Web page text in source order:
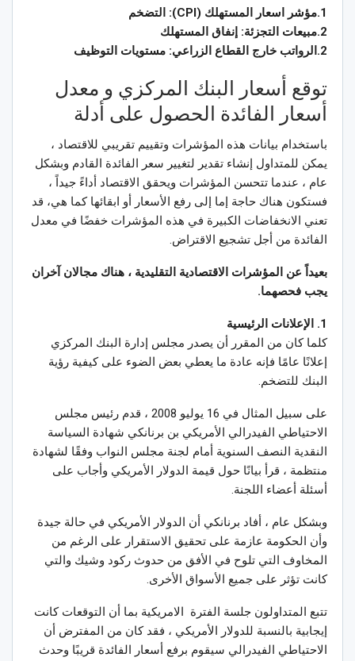
1.مؤشر اسعار المستهلك (CPI): التضخم
2.مبيعات التجزئة: إنفاق المستهلك
2.الرواتب خارج القطاع الزراعي: مستويات التوظيف
توقع أسعار البنك المركزي و معدل
أسعار الفائدة الحصول على أدلة
باستخدام بيانات هذه المؤشرات وتقييم تقريبي للاقتصاد ،
يمكن للمتداول إنشاء تقدير لتغيير سعر الفائدة القادم وبشكل
عام ، عندما تتحسن المؤشرات ويحقق الاقتصاد أداءً جيداً ،
فستكون هناك حاجة إما إلى رفع الأسعار أو ابقائها كما هي، قد
تعني الانخفاضات الكبيرة في هذه المؤشرات خفضًا في معدل
الفائدة من أجل تشجيع الاقتراض.
بعيداً عن المؤشرات الاقتصادية التقليدية ، هناك مجالان آخران
يجب فحصهما.
1. الإعلانات الرئيسية
كلما كان من المقرر أن يصدر مجلس إدارة البنك المركزي
إعلانًا عامًا فإنه عادة ما يعطي بعض الضوء على كيفية رؤية
البنك للتضخم.
على سبيل المثال في 16 يوليو 2008 ، قدم رئيس مجلس
الاحتياطي الفيدرالي الأمريكي بن ​​برنانكي شهادة السياسة
النقدية النصف السنوية أمام لجنة مجلس النواب وفقًا لشهادة
منتظمة ، قرأ بيانًا حول قيمة الدولار الأمريكي وأجاب على
أسئلة أعضاء اللجنة.
وبشكل عام ، أفاد برنانكي أن الدولار الأمريكي في حالة جيدة
وأن الحكومة عازمة على تحقيق الاستقرار على الرغم من
المخاوف التي تلوح في الأفق من حدوث ركود وشيك والتي
كانت تؤثر على جميع الأسواق الأخرى.
تتبع المتداولون جلسة الفترة الامريكية بما أن التوقعات كانت
إيجابية بالنسبة للدولار الأمريكي ، فقد كان من المفترض أن
الاحتياطي الفيدرالي سيقوم برفع أسعار الفائدة قريبًا وحدث